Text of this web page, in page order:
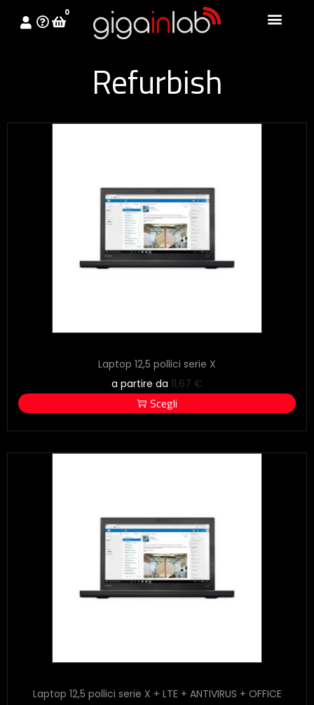
0
Refurbish
Laptop 12,5 pollici serie X
a partire da 11,67 €
Scegli
Laptop 12,5 pollici serie X + LTE + ANTIVIRUS + OFFICE